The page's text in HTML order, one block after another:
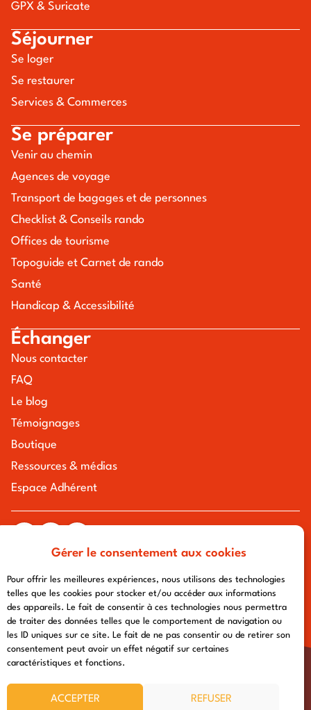
Gérer le consentement aux cookies
Pour offrir les meilleures expériences, nous utilisons des technologies
telles que les cookies pour stocker et/ou accéder aux informations
des appareils. Le fait de consentir à ces technologies nous permettra
de traiter des données telles que le comportement de navigation ou
les ID uniques sur ce site. Le fait de ne pas consentir ou de retirer son
consentement peut avoir un effet négatif sur certaines
caractéristiques et fonctions.
ACCEPTER REFUSER
GPX & Suricate
Séjourner
Se loger
Se restaurer
Services & Commerces
Se préparer
Venir au chemin
Agences de voyage
Transport de bagages et de personnes
Checklist & Conseils rando
Offices de tourisme
Topoguide et Carnet de rando
Santé
Handicap & Accessibilité
Échanger
Nous contacter
FAQ
Le blog
Témoignages
Boutique
Ressources & médias
Espace Adhérent
tous droits réservés à l'association chemin urbain v
afa-multimedia.com